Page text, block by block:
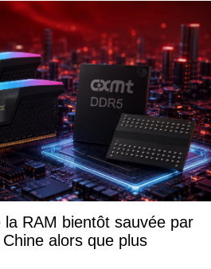
RAM bientôt sauvée par
alors que plus